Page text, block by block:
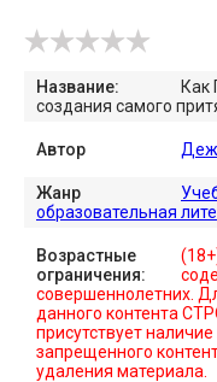
Название:
Как
создания самого
Автор
Жанр
образовательная
Возрастные
ограничения:
совершеннолетних.
данного контента
присутствует
запрещенного
удаления материала.